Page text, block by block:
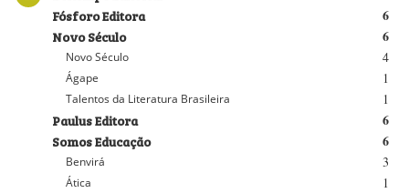
6
Fósforo Editora
6
Novo Século
4
Novo Século
1
Ágape
1
Talentos da Literatura Brasileira
6
Paulus Editora
6
Somos Educação
3
Benvirá
1
Ática